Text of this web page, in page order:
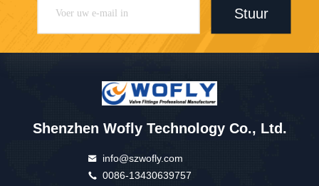
Stuur
Shenzhen Wofly Technology Co., Ltd.
info@szwofly.com
0086-13430639757